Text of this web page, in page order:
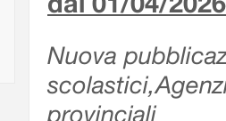
Nuova
provinciali